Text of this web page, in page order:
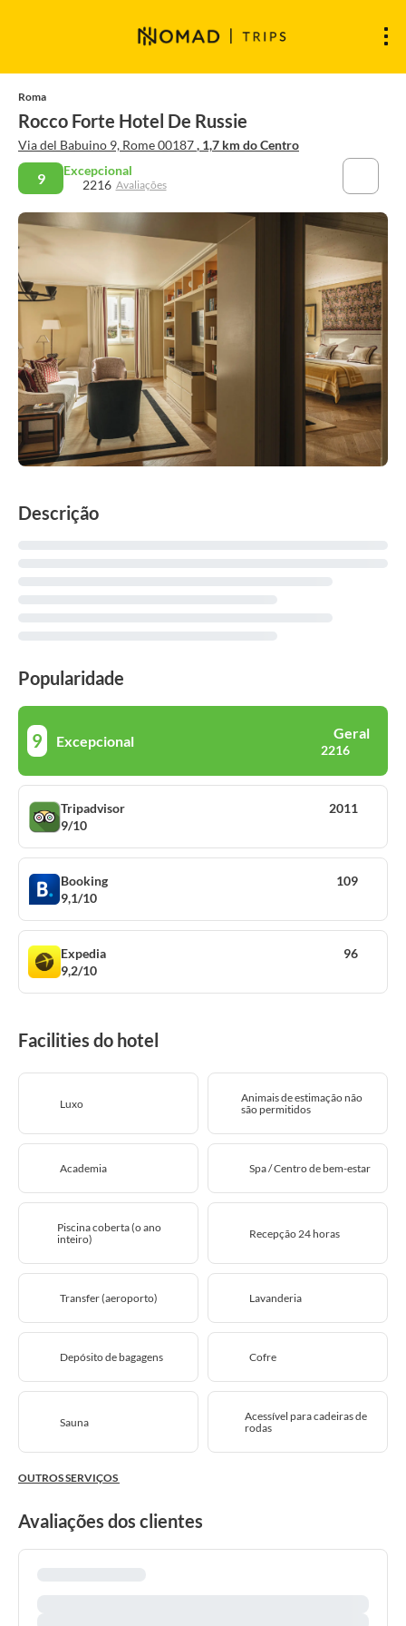
Roma
Rocco Forte Hotel De Russie
Via del Babuino 9, Rome 00187, 1,7 km do Centro
9
Excepcional
2216 Avaliações
Descrição
Popularidade
9 Excepcional Geral
2216
Tripadvisor
9/10
2011
Booking
9,1/10
109
Expedia
9,2/10
96
Facilities do hotel
Luxo
Animais de estimação não
são permitidos
Academia Spa / Centro de bem-estar
Piscina coberta (o ano
inteiro)
Recepção 24 horas
Transfer (aeroporto) Lavanderia
Depósito de bagagens Cofre
Sauna
Acessível para cadeiras de
rodas
OUTROS SERVIÇOS
Avaliações dos clientes